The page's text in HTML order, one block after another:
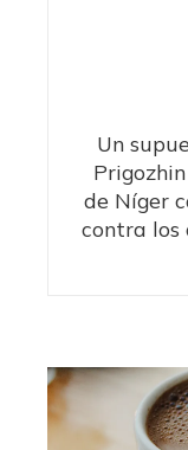
Un
de Níger
contra los